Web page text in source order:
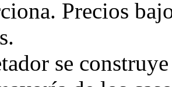
Precios
se